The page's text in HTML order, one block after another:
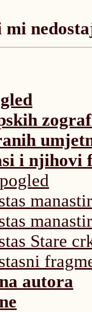
i njihovi
Stare
autora